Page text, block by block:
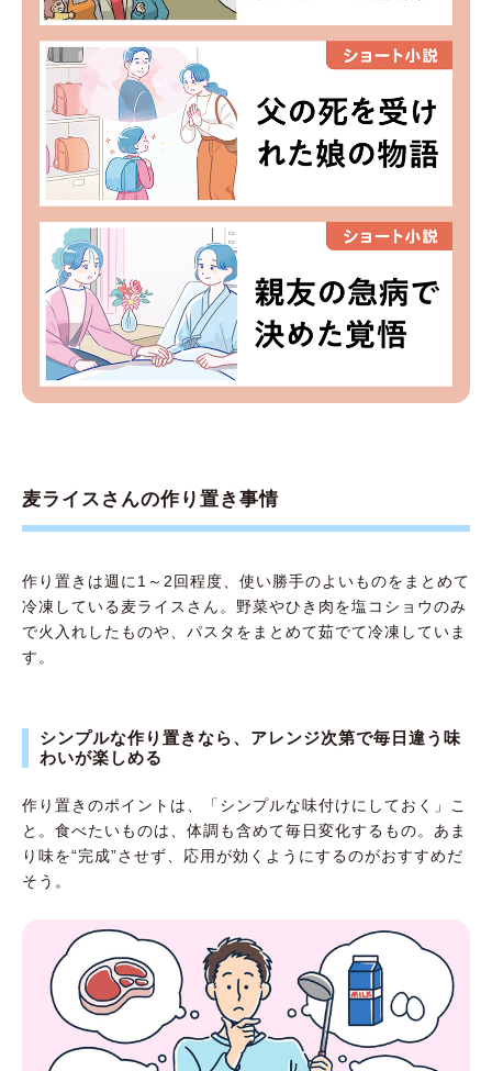
麦ライスさんの作り置き事情
作り置きは週に1～2回程度、使い勝手のよいものをまとめて
冷凍している麦ライスさん。野菜やひき肉を塩コショウのみ
で火入れしたものや、パスタをまとめて茹でて冷凍していま
す。
シンプルな作り置きなら、アレンジ次第で毎日違う味
わいが楽しめる
作り置きのポイントは、「シンプルな味付けにしておく」こ
と。食べたいものは、体調も含めて毎日変化するもの。あま
り味を“完成”させず、応用が効くようにするのがおすすめだ
そう。